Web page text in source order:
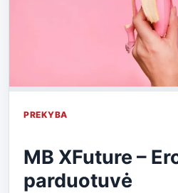
PREKYBA
MB XFuture –
parduotuvė